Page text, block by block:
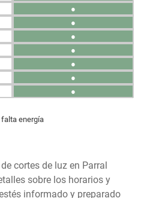
●
●
●
●
●
●
●
falta energía
cortes de luz en Parral
sobre los horarios y
informado y preparado